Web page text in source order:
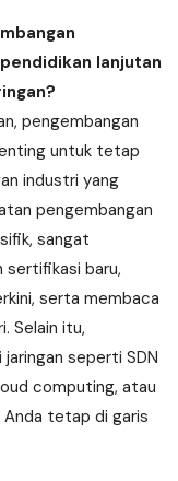
lanjutan
pengembangan
untuk tetap
industri yang
pengembangan
sangat
sertifikasi baru,
serta membaca
Selain itu,
seperti SDN
computing, atau
Anda tetap di garis